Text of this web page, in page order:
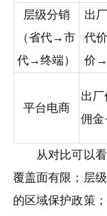
层级分销
（省代→市
代→终端）
出
代
价→
平台电商
出厂
佣金
从对比可以看
覆盖面有限；层
的区域保护政策